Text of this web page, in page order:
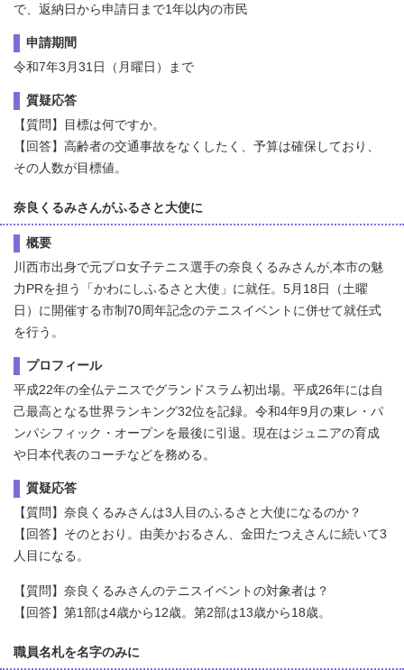
で、返納日から申請日まで1年以内の市民
申請期間
令和7年3月31日（月曜日）まで
質疑応答
【質問】目標は何ですか。
【回答】高齢者の交通事故をなくしたく、予算は確保しており、
その人数が目標値。
奈良くるみさんがふるさと大使に
概要
川西市出身で元プロ女子テニス選手の奈良くるみさんが,本市の魅
力PRを担う「かわにしふるさと大使」に就任。5月18日（土曜
日）に開催する市制70周年記念のテニスイベントに併せて就任式
を行う。
プロフィール
平成22年の全仏テニスでグランドスラム初出場。平成26年には自
己最高となる世界ランキング32位を記録。令和4年9月の東レ・パ
ンパシフィック・オープンを最後に引退。現在はジュニアの育成
や日本代表のコーチなどを務める。
質疑応答
【質問】奈良くるみさんは3人目のふるさと大使になるのか？
【回答】そのとおり。由美かおるさん、金田たつえさんに続いて3
人目になる。
【質問】奈良くるみさんのテニスイベントの対象者は？
【回答】第1部は4歳から12歳。第2部は13歳から18歳。
職員名札を名字のみに